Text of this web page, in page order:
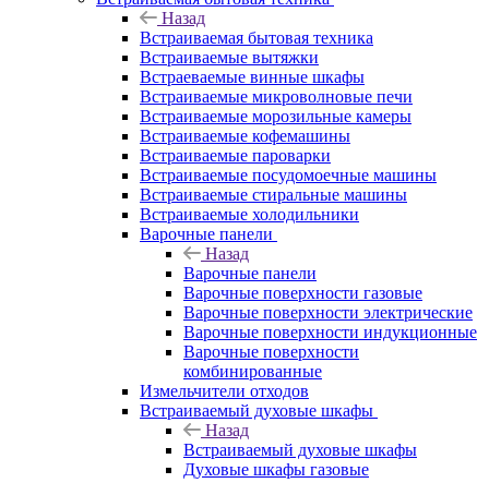
Назад
Встраиваемая бытовая техника
Встраиваемые вытяжки
Встраеваемые винные шкафы
Встраиваемые микроволновые печи
Встраиваемые морозильные камеры
Встраиваемые кофемашины
Встраиваемые пароварки
Встраиваемые посудомоечные машины
Встраиваемые стиральные машины
Встраиваемые холодильники
Варочные панели
Назад
Варочные панели
Варочные поверхности газовые
Варочные поверхности электрические
Варочные поверхности индукционные
Варочные поверхности
комбинированные
Измельчители отходов
Встраиваемый духовые шкафы
Назад
Встраиваемый духовые шкафы
Духовые шкафы газовые